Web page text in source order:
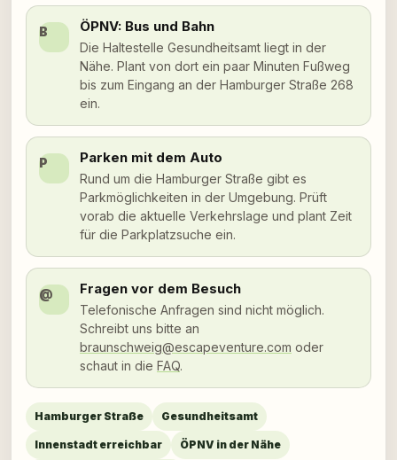
B ÖPNV: Bus und Bahn
Die Haltestelle Gesundheitsamt liegt in der
Nähe. Plant von dort ein paar Minuten Fußweg
bis zum Eingang an der Hamburger Straße 268
ein.
P Parken mit dem Auto
Rund um die Hamburger Straße gibt es
Parkmöglichkeiten in der Umgebung. Prüft
vorab die aktuelle Verkehrslage und plant Zeit
für die Parkplatzsuche ein.
@ Fragen vor dem Besuch
Telefonische Anfragen sind nicht möglich.
Schreibt uns bitte an
braunschweig@escapeventure.com oder
schaut in die FAQ.
Hamburger Straße Gesundheitsamt
Innenstadt erreichbar ÖPNV in der Nähe